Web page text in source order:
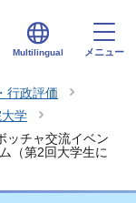
Multilingual メニュー
行政評価
学
ッチャ交流イベン
（第2回大学生に